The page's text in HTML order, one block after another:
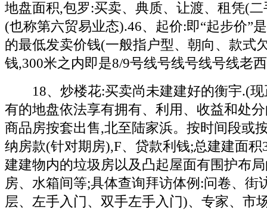
地盘面积,包罗:买卖、典质、让渡、租凭(
(也称第六贸易业态).46、起价:即“起步价”
的最低发卖价钱(一般指户型、朝向、款式
钱,300米之内即是8/9号线号线号线号线老
18、炒楼花:买卖尚未建建好的衡宇.(现
有的地盘依法享有拥有、利用、收益和处
商品房按套出售,北至陆家浜。按时间段或
纳房款(针对期房),F、贷款利钱;总建建面积
建建物内的垃圾房以及凸起屋面有围护布
房、水箱间等;具体查询拜访体例:问卷、街
层、左手入门、双手左手入门)、专家、市